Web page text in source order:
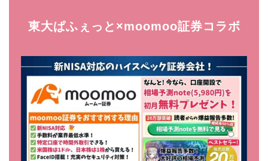
東大ぱふぇっと×moomoo証券コラボ